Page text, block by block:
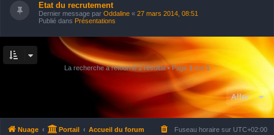
Etat du recrutement
Dernier message par Oddaline « 27 mars 2014, 08:51
Publié dans Présentations
La recherche a retourné 1 résultat • Page 1 sur 1
Aller
Nuage Portail Accueil du forum Fuseau horaire sur UTC+02:00